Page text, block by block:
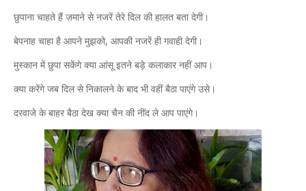
छुपाना चाहते हैं ज़माने से नजरें तेरे दिल की हालत बता देगी।
बेपनाह चाहा है आपने मुझको, आपकी नजरें ही गवाही देगी।
मुस्कान में छुपा सकेंगे क्या आंसू इतने बड़े कलाकार नहीं आप।
क्या करेंगे जब दिल से निकालने के बाद भी वहीं बैठा पाएंगे उसे।
दरवाजे के बाहर बैठा देख क्या चैन की नींद ले आप पाएंगे।